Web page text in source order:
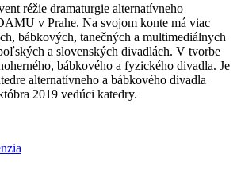
réžie dramaturgie alternatívneho
v Prahe. Na svojom konte má viac
bábkových, tanečných a multimediálnych
a slovenských divadlách. V tvorbe
bábkového a fyzického divadla. Je
alternatívneho a bábkového divadla
2019 vedúci katedry.